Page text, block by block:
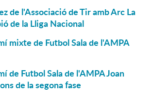
de l'Associació de Tir amb Arc La
de la Lliga Nacional
mixte de Futbol Sala de l'AMPA
de Futbol Sala de l'AMPA Joan
de la segona fase